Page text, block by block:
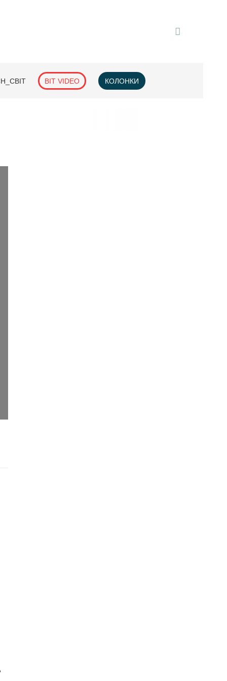
BIT VIDEO КОЛОНКИ